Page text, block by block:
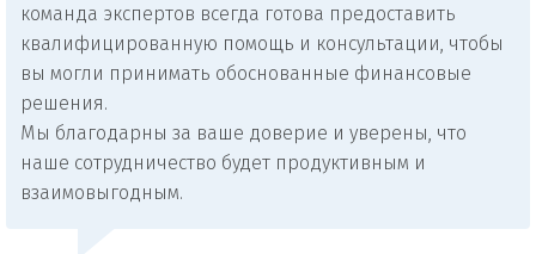
команда экспертов всегда готова предоставить
квалифицированную помощь и консультации, чтобы
вы могли принимать обоснованные финансовые
решения.
Мы благодарны за ваше доверие и уверены, что
наше сотрудничество будет продуктивным и
взаимовыгодным.